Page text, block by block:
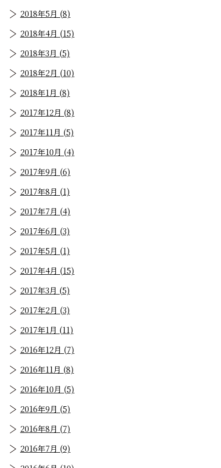
2018年5月 (8)
2018年4月 (15)
2018年3月 (5)
2018年2月 (10)
2018年1月 (8)
2017年12月 (8)
2017年11月 (5)
2017年10月 (4)
2017年9月 (6)
2017年8月 (1)
2017年7月 (4)
2017年6月 (3)
2017年5月 (1)
2017年4月 (15)
2017年3月 (5)
2017年2月 (3)
2017年1月 (11)
2016年12月 (7)
2016年11月 (8)
2016年10月 (5)
2016年9月 (5)
2016年8月 (7)
2016年7月 (9)